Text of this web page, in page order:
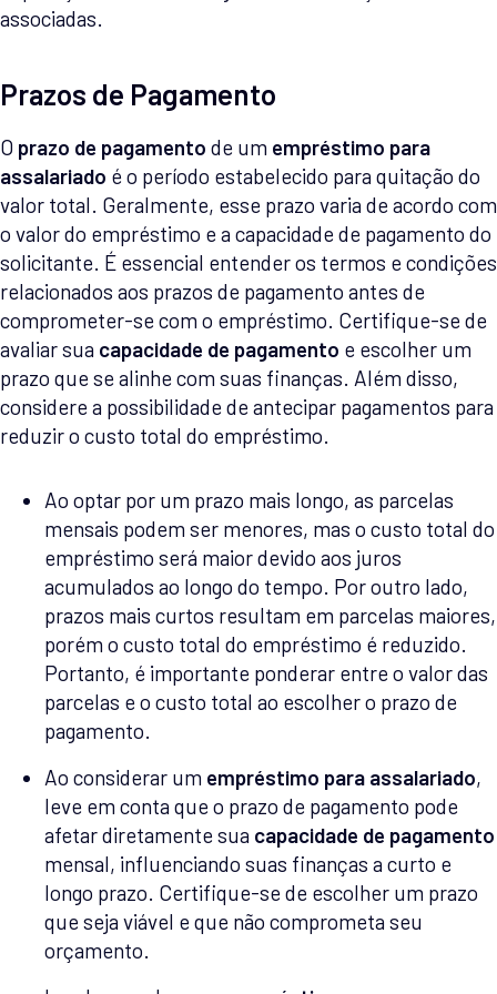
associadas.
Prazos de Pagamento
O prazo de pagamento de um empréstimo para
assalariado é o período estabelecido para quitação do
valor total. Geralmente, esse prazo varia de acordo com
o valor do empréstimo e a capacidade de pagamento do
solicitante. É essencial entender os termos e condições
relacionados aos prazos de pagamento antes de
comprometer-se com o empréstimo. Certifique-se de
avaliar sua capacidade de pagamento e escolher um
prazo que se alinhe com suas finanças. Além disso,
considere a possibilidade de antecipar pagamentos para
reduzir o custo total do empréstimo.
Ao optar por um prazo mais longo, as parcelas
mensais podem ser menores, mas o custo total do
empréstimo será maior devido aos juros
acumulados ao longo do tempo. Por outro lado,
prazos mais curtos resultam em parcelas maiores,
porém o custo total do empréstimo é reduzido.
Portanto, é importante ponderar entre o valor das
parcelas e o custo total ao escolher o prazo de
pagamento.
Ao considerar um empréstimo para assalariado,
leve em conta que o prazo de pagamento pode
afetar diretamente sua capacidade de pagamento
mensal, influenciando suas finanças a curto e
longo prazo. Certifique-se de escolher um prazo
que seja viável e que não comprometa seu
orçamento.